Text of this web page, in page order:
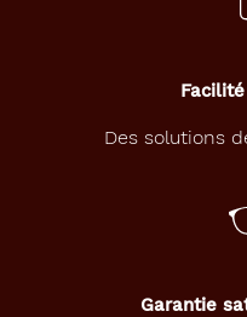
Des solutions
Garantie